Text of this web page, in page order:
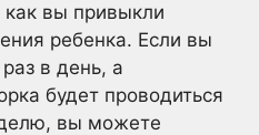
вы привыкли
ребенка. Если вы
в день, а
будет проводиться
вы можете